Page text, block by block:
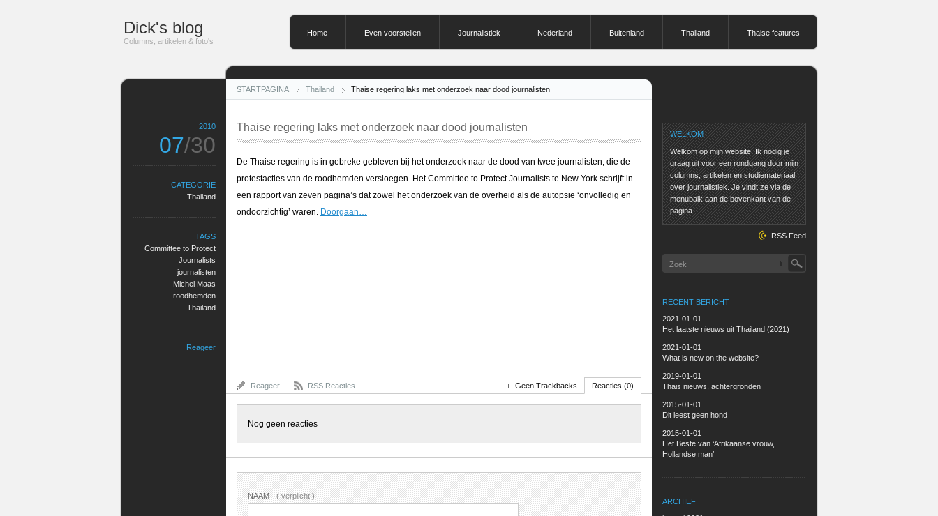
Dick's blog
Columns, artikelen & foto's
Home Even voorstellen Journalistiek Nederland Buitenland Thailand Thaise features
STARTPAGINA Thailand Thaise regering laks met onderzoek naar dood journalisten
Thaise regering laks met onderzoek naar dood journalisten
De Thaise regering is in gebreke gebleven bij het onderzoek naar de dood van twee journalisten, die de
protestacties van de roodhemden versloegen. Het Committee to Protect Journalists te New York schrijft in
een rapport van zeven pagina’s dat zowel het onderzoek van de overheid als de autopsie ‘onvolledig en
ondoorzichtig’ waren. Doorgaan…
2010
07/30
CATEGORIE
Thailand
TAGS
Committee to Protect
Journalists
journalisten
Michel Maas
roodhemden
Thailand
Reageer
Reageer RSS Reacties Geen Trackbacks Reacties (0)
Nog geen reacties
NAAM ( verplicht )
WELKOM
Welkom op mijn website. Ik nodig je
graag uit voor een rondgang door mijn
columns, artikelen en studiemateriaal
over journalistiek. Je vindt ze via de
menubalk aan de bovenkant van de
pagina.
RSS Feed
RECENT BERICHT
2021-01-01
Het laatste nieuws uit Thailand (2021)
2021-01-01
What is new on the website?
2019-01-01
Thais nieuws, achtergronden
2015-01-01
Dit leest geen hond
2015-01-01
Het Beste van ‘Afrikaanse vrouw,
Hollandse man’
ARCHIEF